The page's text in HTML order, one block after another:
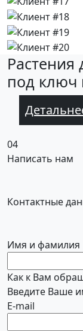
Растения
под ключ
04
Написать нам
Контактные
Имя и фамилия
Как к Вам
Введите Ваше
E-mail